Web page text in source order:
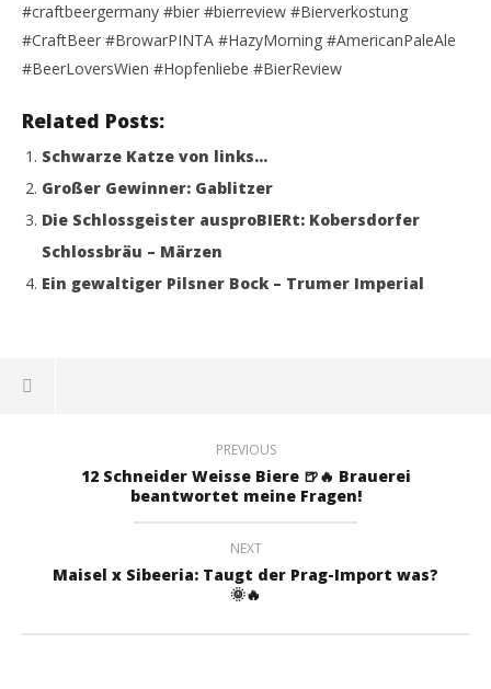
#craftbeergermany #bier #bierreview #Bierverkostung
#CraftBeer #BrowarPINTA #HazyMorning #AmericanPaleAle
#BeerLoversWien #Hopfenliebe #BierReview
Related Posts:
Schwarze Katze von links…
Großer Gewinner: Gablitzer
Die Schlossgeister ausproBIERt: Kobersdorfer
Schlossbräu – Märzen
Ein gewaltiger Pilsner Bock – Trumer Imperial
PREVIOUS
12 Schneider Weisse Biere 🍺🔥 Brauerei
beantwortet meine Fragen!
NEXT
Maisel x Sibeeria: Taugt der Prag-Import was?
🌞🔥